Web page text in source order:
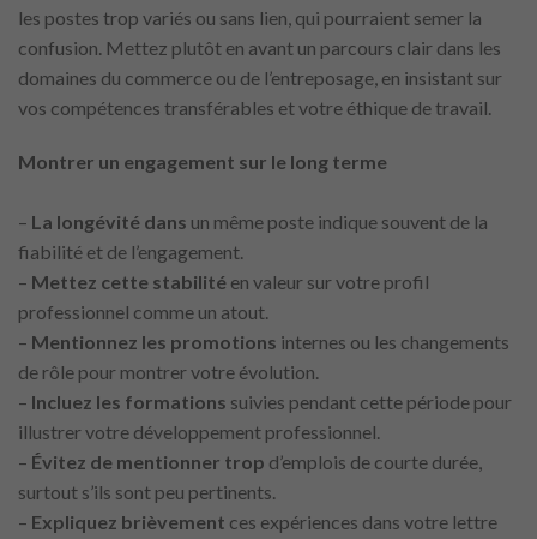
les postes trop variés ou sans lien, qui pourraient semer la
confusion. Mettez plutôt en avant un parcours clair dans les
domaines du commerce ou de l’entreposage, en insistant sur
vos compétences transférables et votre éthique de travail.
Montrer un engagement sur le long terme
– La longévité dans un même poste indique souvent de la
fiabilité et de l’engagement.
– Mettez cette stabilité en valeur sur votre profil
professionnel comme un atout.
– Mentionnez les promotions internes ou les changements
de rôle pour montrer votre évolution.
– Incluez les formations suivies pendant cette période pour
illustrer votre développement professionnel.
– Évitez de mentionner trop d’emplois de courte durée,
surtout s’ils sont peu pertinents.
– Expliquez brièvement ces expériences dans votre lettre